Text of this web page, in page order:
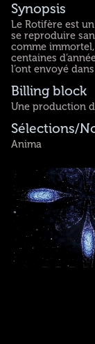
Synopsis
Le Rotifère est
se reproduire
comme
centaines
l’ont envoyé dans
Billing block
Une production
Sélections/
Anima